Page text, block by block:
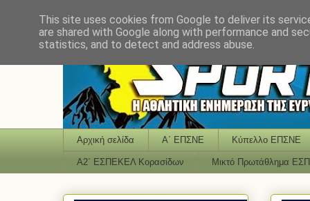
Αρχική σελίδα Α΄ ΕΠΣΝΕ Κύπελλο ΕΠΣΝΕ
Α2΄ ΕΣΠΕΚΕΛ Κορασίδων Μικτό Πρωτάθλημα
This site uses cookies from Google to deliver its
are shared with Google along with performance and
statistics, and to detect and address abuse.